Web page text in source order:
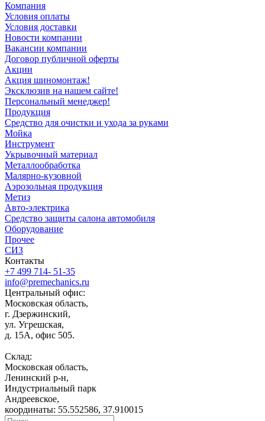
Компания
Условия оплаты
Условия доставки
Новости компании
Вакансии компании
Договор публичной оферты
Акции
Акция шиномонтаж!
Эксклюзив на нашем сайте!
Персональный менеджер!
Продукция
Средство для очистки и ухода за руками
Мойка
Инструмент
Укрывочный материал
Металлообработка
Малярно-кузовной
Аэрозольная продукция
Метиз
Авто-электрика
Средство защиты салона автомобиля
Оборудование
Прочее
СИЗ
Контакты
+7 499 714- 51-35
info@premechanics.ru
Центральный офис:
Московская область,
г. Дзержинский,
ул. Угрешская,
д. 15А, офис 505.
Склад:
Московская область,
Ленинский р-н,
Индустриальный парк
Андреевское,
координаты: 55.552586, 37.910015